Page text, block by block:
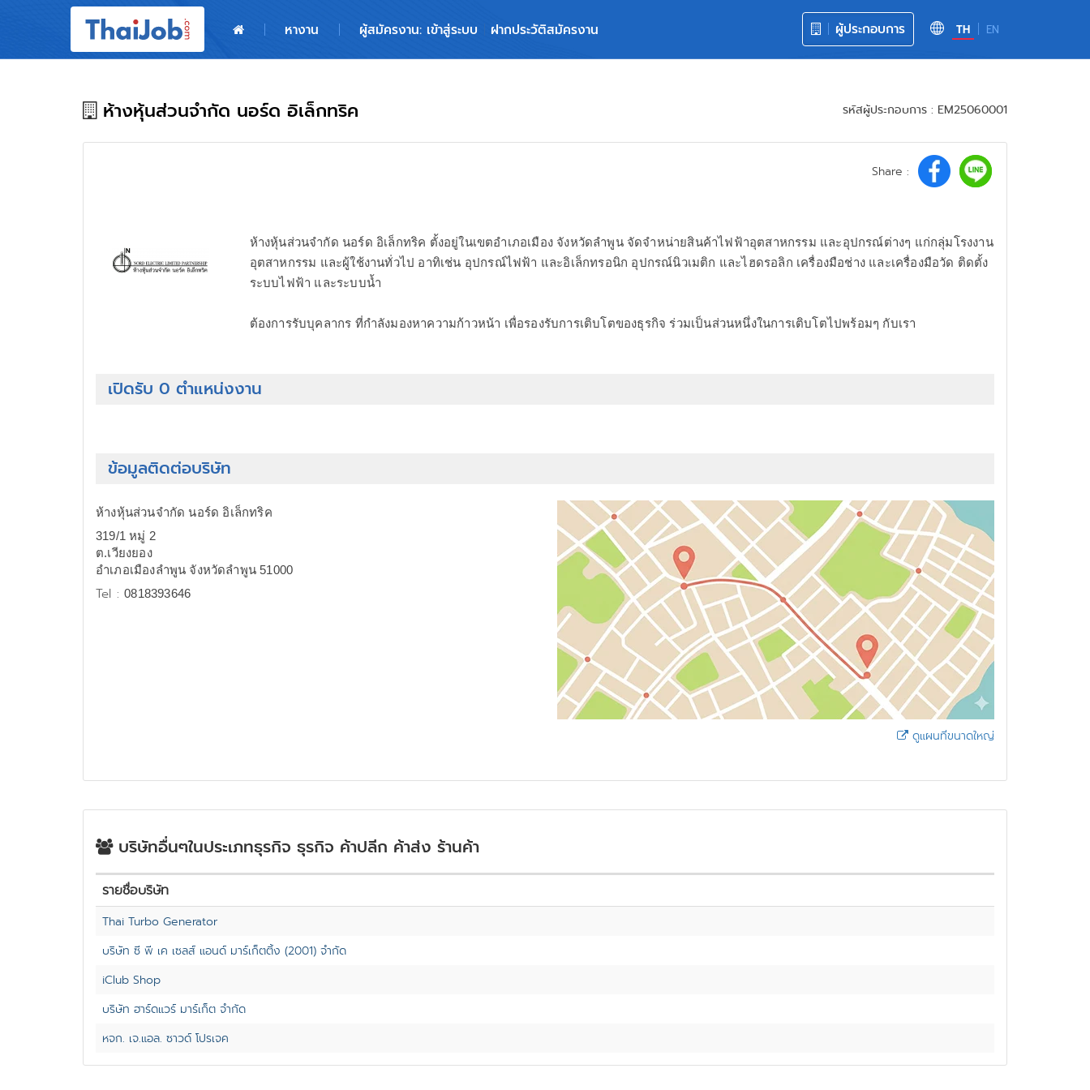
TH EN
ผู้ประกอบการ
หางาน ผู้สมัครงาน: เข้าสู่ระบบ ฝากประวัติสมัครงาน
ผู้สมัครงาน: เข้าสู่ระบบ
ห้างหุ้นส่วนจำกัด นอร์ด อิเล็กทริค รหัสผู้ประกอบการ : EM25060001
Share :
ห้างหุ้นส่วนจำกัด นอร์ด อิเล็กทริค ตั้งอยู่ในเขตอำเภอเมือง จังหวัดลำพูน จัดจำหน่ายสินค้าไฟฟ้าอุตสาหกรรม และอุปกรณ์ต่างๆ แก่กลุ่มโรงงาน
อุตสาหกรรม และผู้ใช้งานทั่วไป อาทิเช่น อุปกรณ์ไฟฟ้า และอิเล็กทรอนิก อุปกรณ์นิวเมติก และไฮดรอลิก เครื่องมือช่าง และเครื่องมือวัด ติดตั้ง
ระบบไฟฟ้า และระบบน้ำ
ต้องการรับบุคลากร ที่กำลังมองหาความก้าวหน้า เพื่อรองรับการเติบโตของธุรกิจ ร่วมเป็นส่วนหนึ่งในการเติบโตไปพร้อมๆ กับเรา
เปิดรับ 0 ตำแหน่งงาน
ข้อมูลติดต่อบริษัท
ห้างหุ้นส่วนจำกัด นอร์ด อิเล็กทริค
319/1 หมู่ 2
ต.เวียงยอง
อำเภอเมืองลำพูน จังหวัดลำพูน 51000
Tel :0818393646
ดูแผนที่ขนาดใหญ่
บริษัทอื่นๆในประเภทธุรกิจ ธุรกิจ ค้าปลีก ค้าส่ง ร้านค้า
รายชื่อบริษัท
Thai Turbo Generator
บริษัท ซี พี เค เซลส์ แอนด์ มาร์เก็ตติ้ง (2001) จำกัด
iClub Shop
บริษัท ฮาร์ดแวร์ มาร์เก็ต จำกัด
หจก. เจ.แอล. ซาวด์ โปรเจค